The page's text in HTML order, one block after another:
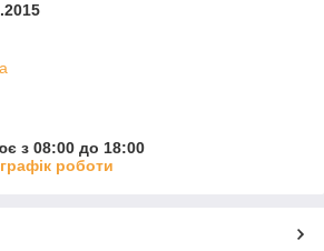
з 08:00 до 18:00
роботи